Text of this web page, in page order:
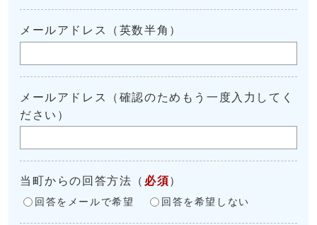
メールアドレス（英数半角）
メールアドレス（確認のためもう一度入力してく
ださい）
当町からの回答方法 （ 必須 ）
回答をメールで希望 回答を希望しない